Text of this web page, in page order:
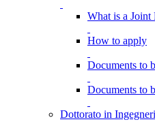
What is a Joint
How to apply
Documents to
Documents to
Dottorato in